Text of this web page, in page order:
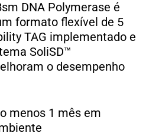
DNA Polymerase é
formato flexível de 5
TAG implementado e
SoliSD™
o desempenho
menos 1 mês em